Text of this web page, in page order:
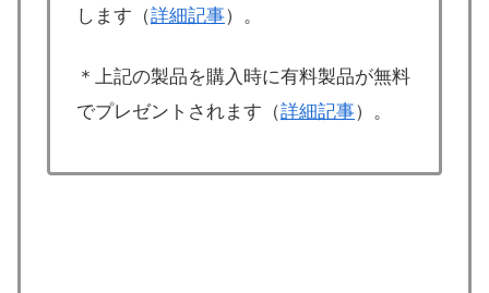
します（詳細記事）。
＊上記の製品を購入時に有料製品が無料
でプレゼントされます（詳細記事）。